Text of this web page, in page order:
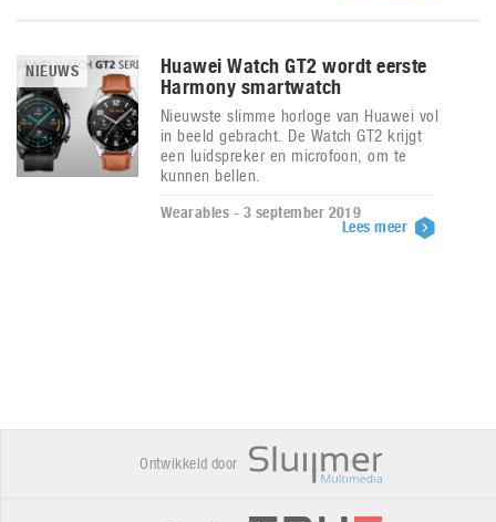
NIEUWS
Huawei Watch GT2 wordt eerste
Harmony smartwatch
Nieuwste slimme horloge van Huawei vol
in beeld gebracht. De Watch GT2 krijgt
een luidspreker en microfoon, om te
kunnen bellen.
Wearables - 3 september 2019
Lees meer
Ontwikkeld door